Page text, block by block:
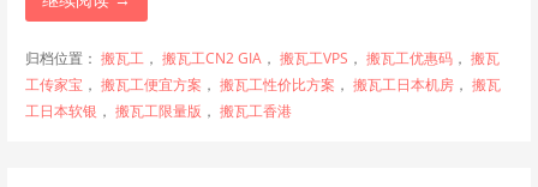
归档位置： 搬瓦工， 搬瓦工CN2 GIA， 搬瓦工VPS ， 搬瓦工优惠码， 搬瓦
工传家宝 ， 搬瓦工便宜方案 ， 搬瓦工性价比方案 ， 搬瓦工日本机房， 搬瓦
工日本软银 ， 搬瓦工限量版 ， 搬瓦工香港